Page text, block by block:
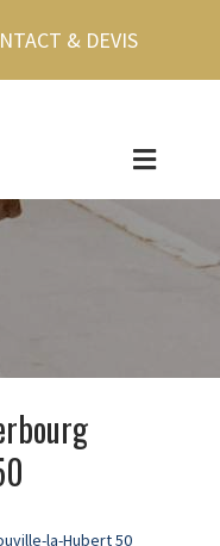
& DEVIS
la-Hubert 50